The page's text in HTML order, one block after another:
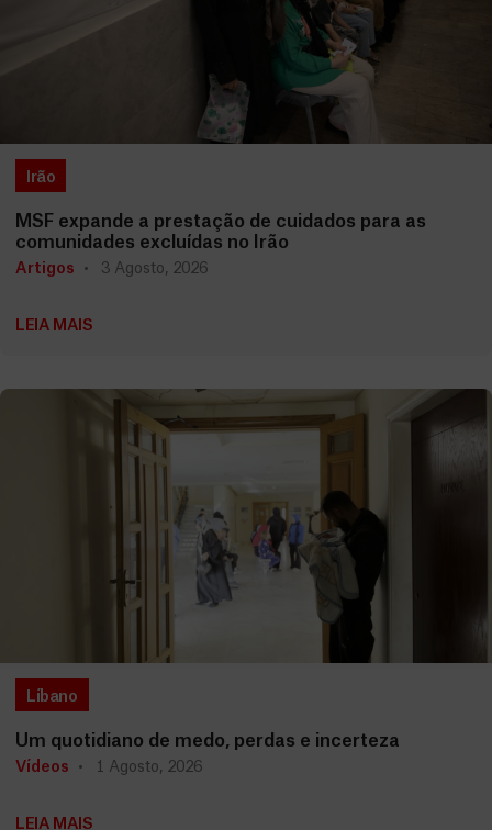
Irão
MSF expande a prestação de cuidados para as
comunidades excluídas no Irão
Artigos 3 Agosto, 2026
LEIA MAIS
Líbano
Um quotidiano de medo, perdas e incerteza
Vídeos 1 Agosto, 2026
LEIA MAIS